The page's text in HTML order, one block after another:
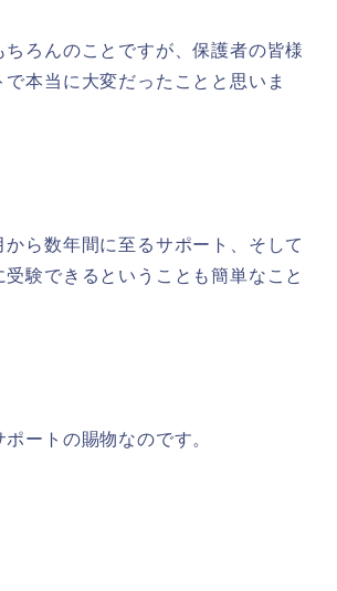
ろんのことですが、保護者の皆様
で本当に大変だったことと思いま
から数年間に至るサポート、そして
験できるということも簡単なこと
ートの賜物なのです。